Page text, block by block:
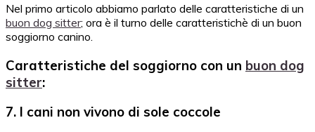
Nel primo articolo abbiamo parlato delle caratteristiche di un
buon dog sitter; ora è il turno delle caratteristichè di un buon
soggiorno canino.
Caratteristiche del soggiorno con un buon dog
sitter:
7. I cani non vivono di sole coccole